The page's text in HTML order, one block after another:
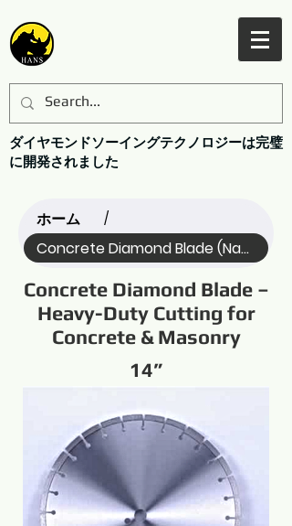
ダイヤモンドソーイングテクノロジーは完璧
に開発されました
ホーム /
Concrete Diamond Blade (Name)
Concrete Diamond Blade –
Heavy-Duty Cutting for
Concrete & Masonry
14”